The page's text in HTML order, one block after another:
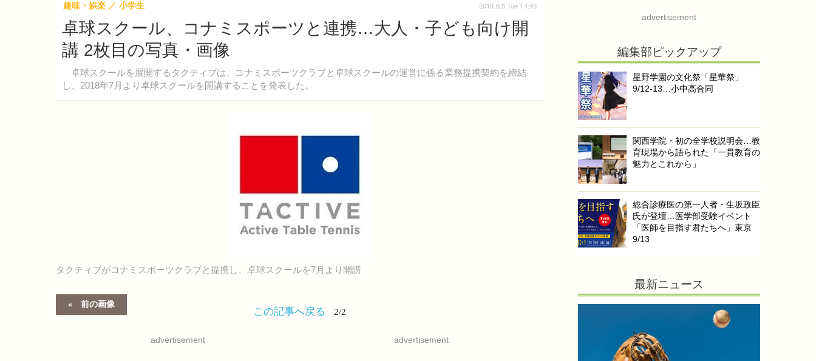
卓球スクール、コナミスポーツと連携…大人・子ども向け開
講 2枚目の写真・画像
卓球スクールを展開するタクティブは、コナミスポーツクラブと卓球スクールの運営に係る業務提携契約を締結
し、2018年7月より卓球スクールを開講することを発表した。
趣味・娯楽 小学生 2018.6.5 Tue 14:45
タクティブがコナミスポーツクラブと提携し、卓球スクールを7月より開講
前の画像
この記事へ戻る 2/2
advertisement advertisement
advertisement
編集部ピックアップ
星野学園の文化祭「星華祭」
9/12-13…小中高合同
関西学院・初の全学校説明会…教
育現場から語られた「一貫教育の
魅力とこれから」
総合診療医の第一人者・生坂政臣
氏が登壇…医学部受験イベント
「医師を目指す君たちへ」東京
9/13
最新ニュース